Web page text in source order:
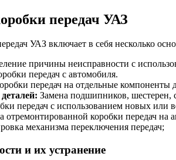
передач УАЗ
УАЗ включает в себя несколько
причины неисправности с
передач с автомобиля.
передач на отдельные компоненты
Замена подшипников, шестерен,
передач с использованием новых или
отремонтированной коробки передач на
механизма переключения передач;
и их устранение